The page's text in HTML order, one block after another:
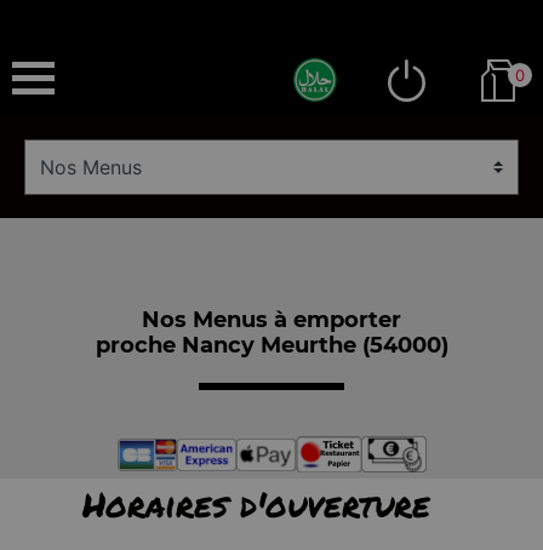
0
Nos Menus à emporter
proche Nancy Meurthe (54000)
Horaires d'ouverture